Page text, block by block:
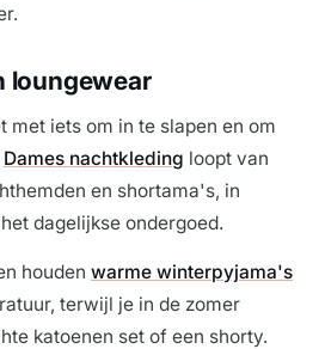
loungewear
met iets om in te slapen en om
Dames nachtkleding loopt van
en shortama's, in
dagelijkse ondergoed.
houden warme winterpyjama's
terwijl je in de zomer
katoenen set of een shorty.